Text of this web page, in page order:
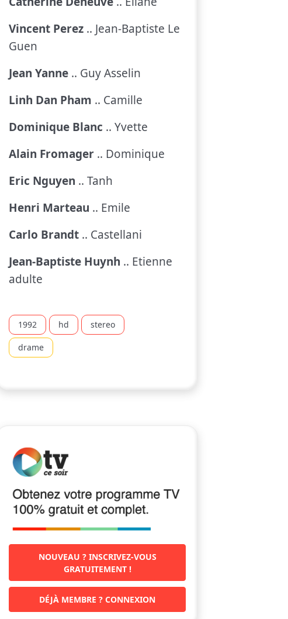
Vincent Perez .. Jean-Baptiste Le
Guen
Jean Yanne .. Guy Asselin
Linh Dan Pham .. Camille
Dominique Blanc .. Yvette
Alain Fromager .. Dominique
Eric Nguyen .. Tanh
Henri Marteau .. Emile
Carlo Brandt .. Castellani
Jean-Baptiste Huynh .. Etienne
adulte
1992 hd stereo
drame
NOUVEAU ? INSCRIVEZ-VOUS
GRATUITEMENT !
DÉJÀ MEMBRE ? CONNEXION